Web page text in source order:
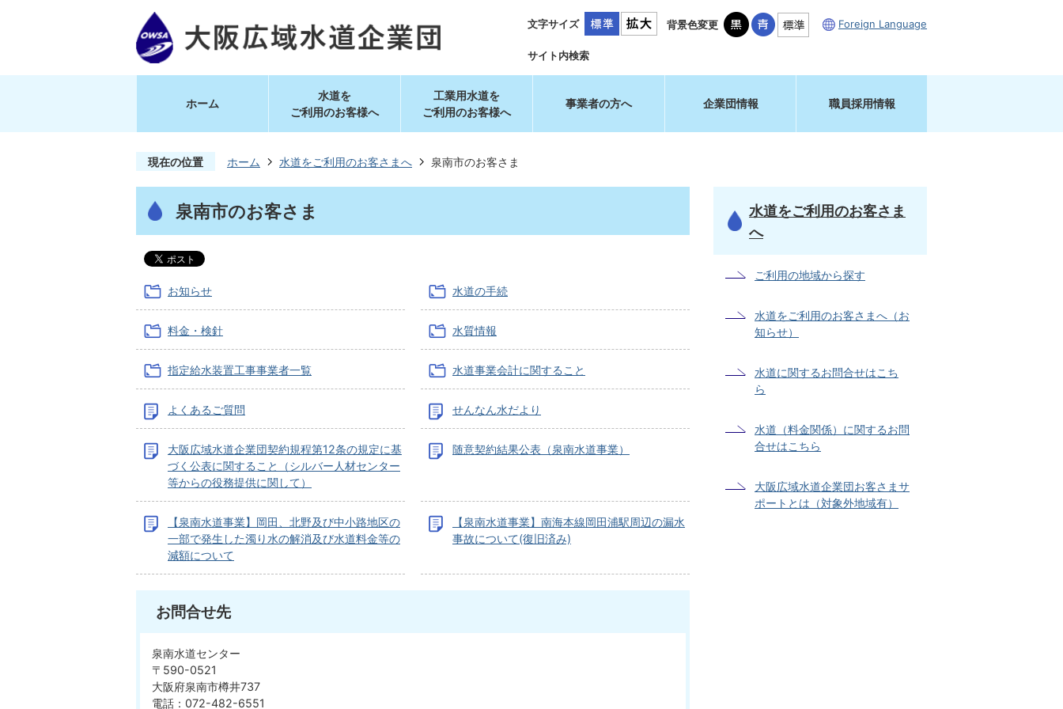
文字サイズ 背景色変更 Foreign Language
サイト内検索
ホーム
水道を
ご利用のお客様へ
工業用水道を
ご利用のお客様へ
事業者の方へ 企業団情報 職員採用情報
現在の位置 ホーム 水道をご利用のお客さまへ 泉南市のお客さま
泉南市のお客さま
お知らせ 水道の手続
料金・検針 水質情報
指定給水装置工事事業者一覧 水道事業会計に関すること
よくあるご質問 せんなん水だより
大阪広域水道企業団契約規程第12条の規定に基
づく公表に関すること（シルバー人材センター
等からの役務提供に関して）
随意契約結果公表（泉南水道事業）
【泉南水道事業】岡田、北野及び中小路地区の
一部で発生した濁り水の解消及び水道料金等の
減額について
【泉南水道事業】南海本線岡田浦駅周辺の漏水
事故について(復旧済み)
お問合せ先
泉南水道センター
〒590-0521
大阪府泉南市樽井737
電話：072-482-6551
水道をご利用のお客さま
へ
ご利用の地域から探す
水道をご利用のお客さまへ（お
知らせ）
水道に関するお問合せはこち
ら
水道（料金関係）に関するお問
合せはこちら
大阪広域水道企業団お客さまサ
ポートとは（対象外地域有）